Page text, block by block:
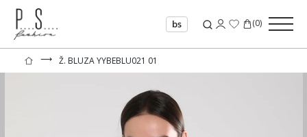
bs (0)
⟶ Ž. BLUZA YYBEBLU021 01